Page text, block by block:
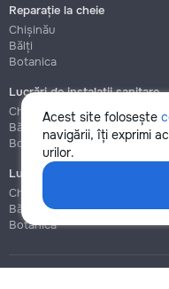
Acest site folosește
navigării, îți exprimi
urilor.
Reparație la cheie
Chișinău
Bălți
Botanica
Lucrări de instalații sanitare
Chișinău
Bălți
Botanica
Lucrări de construcție și
Chișinău
Bălți
Botanica